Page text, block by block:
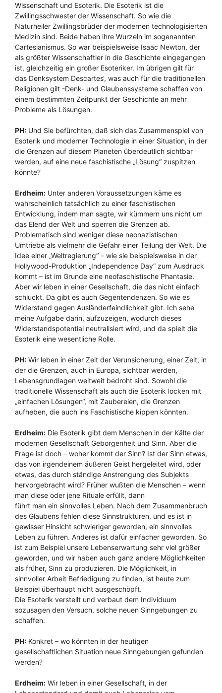
Wissenschaft und Esoterik. Die Esoterik ist die
Zwillingsschwester der Wissenschaft. So wie die
Naturheiler Zwillingsbrüder der modernen technologisierten
Medizin sind. Beide haben ihre Wurzeln im sogenannten
Cartesianismus. So war beispielsweise Isaac Newton, der
als größter Wissenschaftler in die Geschichte eingegangen
ist, gleichzeitig ein großer Esoteriker. Im übrigen gilt für
das Denksystem Descartes‘, was auch für die traditionellen
Religionen gilt -Denk- und Glaubenssysteme schaffen von
einem bestimmten Zeitpunkt der Geschichte an mehr
Probleme als Lösungen.
PH: Und Sie befürchten, daß sich das Zusammenspiel von
Esoterik und moderner Technologie in einer Situation, in der
die Grenzen auf diesem Planeten überdeutlich sichtbar
werden, auf eine neue faschistische „Lösung“ zuspitzen
könnte?
Erdheim: Unter anderen Voraussetzungen käme es
wahrscheinlich tatsächlich zu einer faschistischen
Entwicklung, indem man sagte, wir kümmern uns nicht um
das Elend der Welt und sperren die Grenzen ab.
Problematisch sind weniger diese neonazistischen
Umtriebe als vielmehr die Gefahr einer Teilung der Welt. Die
Idee einer „Weltregierung“ – wie sie beispielsweise in der
Hollywood-Produktion „Independence Day“ zum Ausdruck
kommt – ist im Grunde eine neofaschistische Phantasie.
Aber wir leben in einer Gesellschaft, die das nicht einfach
schluckt. Da gibt es auch Gegentendenzen. So wie es
Widerstand gegen Ausländerfeindlichkeit gibt. Ich sehe
meine Aufgabe darin, aufzuzeigen, wodurch dieses
Widerstandspotential neutralisiert wird, und da spielt die
Esoterik eine wesentliche Rolle.
PH: Wir leben in einer Zeit der Verunsicherung, einer Zeit, in
der die Grenzen, auch in Europa, sichtbar werden,
Lebensgrundlagen weltweit bedroht sind. Sowohl die
traditionelle Wissenschaft als auch die Esoterik locken mit
„einfachen Lösungen“, mit Zaubereien, die Grenzen
aufheben, die auch ins Faschistische kippen könnten.
Erdheim: Die Esoterik gibt dem Menschen in der Kälte der
modernen Gesellschaft Geborgenheit und Sinn. Aber die
Frage ist doch – woher kommt der Sinn? Ist der Sinn etwas,
das von irgendeinem äußeren Geist hergeleitet wird, oder
etwas, das durch ständige Anstrengung des Subjekts
hervorgebracht wird? Früher wußten die Menschen – wenn
man diese oder jene Rituale erfüllt, dann
führt man ein sinnvolles Leben. Nach dem Zusammenbruch
des Glaubens fehlen diese Sinnstrukturen, und es ist in
gewisser Hinsicht schwieriger geworden, ein sinnvolles
Leben zu führen. Anderes ist dafür einfacher geworden. So
ist zum Beispiel unsere Lebenserwartung sehr viel größer
geworden, und wir haben auch ganz andere Möglichkeiten
als früher, Sinn zu produzieren. Die Möglichkeit, in
sinnvoller Arbeit Befriedigung zu finden, ist heute zum
Beispiel überhaupt nicht ausgeschöpft.
Die Esoterik verstellt und verbaut dem Individuum
sozusagen den Versuch, solche neuen Sinngebungen zu
schaffen.
PH: Konkret – wo könnten in der heutigen
gesellschaftlichen Situation neue Sinngebungen gefunden
werden?
Erdheim: Wir leben in einer Gesellschaft, in der